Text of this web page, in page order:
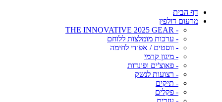
דף הבית
מרעום דולפין
- THE INNOVATIVE 2025 GEAR
- ערכות מומלצות ללוחם
- ווסטים / אפודי לחימה
- מיגון קרמי
- פאוצ'ים ופונדות
- רצועות לנשק
- תיקים
- פקלים